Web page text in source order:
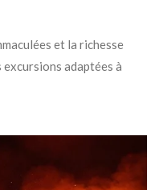
et la richesse
adaptées à